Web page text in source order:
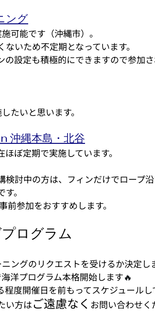
ング
可能です（沖縄市）。
いため不定期となっています。
の設定も積極的にできますので参加
たいと思います。
沖縄本島・北谷
ぼ定期で実施しています。
討中の方は、フィンだけでロープ
。
参加をおすすめします。
ログラム
ングのリクエストを受けるか決定し
洋プログラム本格開始します🔥
度開催日を前もってスケジュールし
い方はご遠慮なく お問い合わせく